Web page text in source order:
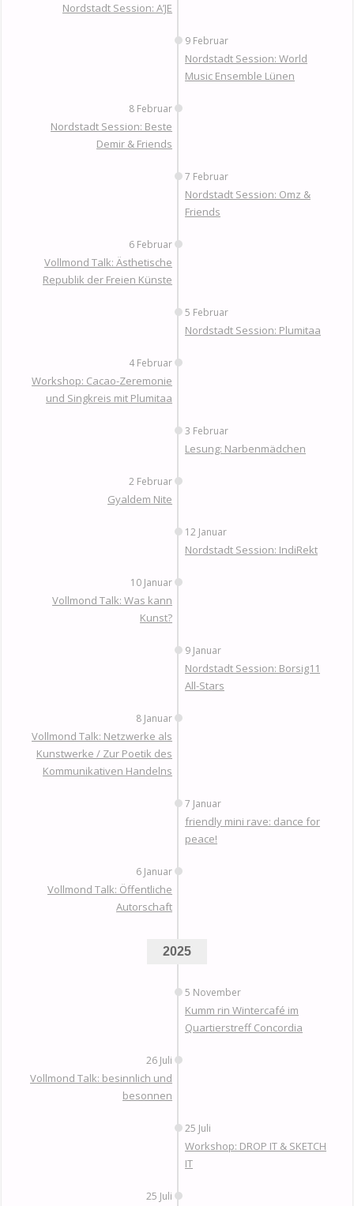
Nordstadt Session: A’JE
9 Februar
Nordstadt Session: World
Music Ensemble Lünen
8 Februar
Nordstadt Session: Beste
Demir & Friends
7 Februar
Nordstadt Session: Omz &
Friends
6 Februar
Vollmond Talk: Ästhetische
Republik der Freien Künste
5 Februar
Nordstadt Session: Plumitaa
4 Februar
Workshop: Cacao-Zeremonie
und Singkreis mit Plumitaa
3 Februar
Lesung: Narbenmädchen
2 Februar
Gyaldem Nite
12 Januar
Nordstadt Session: IndiRekt
10 Januar
Vollmond Talk: Was kann
Kunst?
9 Januar
Nordstadt Session: Borsig11
All-Stars
8 Januar
Vollmond Talk: Netzwerke als
Kunstwerke / Zur Poetik des
Kommunikativen Handelns
7 Januar
friendly mini rave: dance for
peace!
6 Januar
Vollmond Talk: Öffentliche
Autorschaft
2025
5 November
Kumm rin Wintercafé im
Quartierstreff Concordia
26 Juli
Vollmond Talk: besinnlich und
besonnen
25 Juli
Workshop: DROP IT & SKETCH
IT
25 Juli